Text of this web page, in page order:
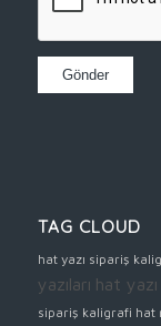
TAG CLOUD
hat yazı sipariş
yazıları hat
sipariş kaligrafi hat